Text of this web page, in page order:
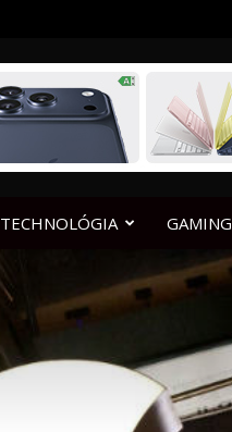
TECHNOLÓGIA GAMING